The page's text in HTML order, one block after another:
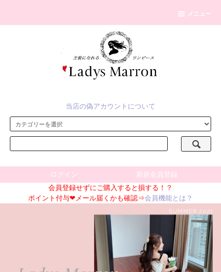
メニュー
当店の偽アカウントについて
ログイン
新規会員登録
会員登録せずにご購入すると損する！？
ポイント付与❤メール届くかも確認⇒会員機能とは？